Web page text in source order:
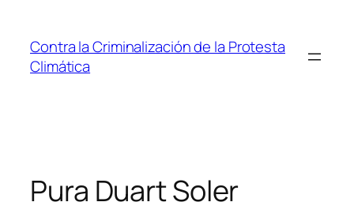
contenido
Contra la Criminalización de la Protesta
Climática
Pura Duart Soler